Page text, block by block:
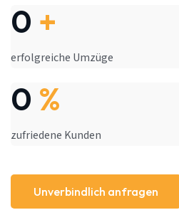
0 +
erfolgreiche Umzüge
0 %
zufriedene Kunden
Unverbindlich anfragen